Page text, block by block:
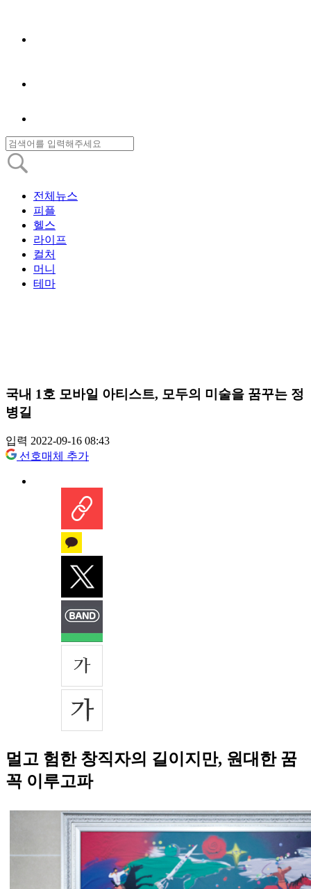
전체뉴스
피플
헬스
라이프
컬처
머니
테마
국내 1호 모바일 아티스트, 모두의 미술을 꿈꾸는 정
병길
입력 2022-09-16 08:43
선호매체 추가
멀고 험한 창직자의 길이지만, 원대한 꿈
꼭 이루고파